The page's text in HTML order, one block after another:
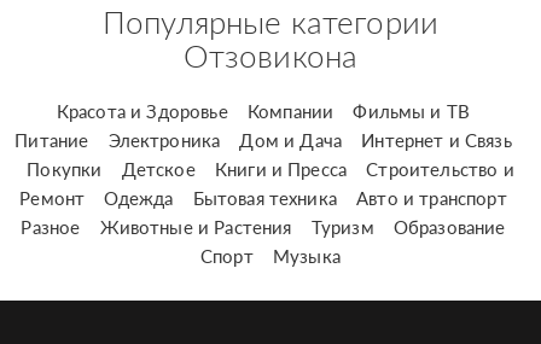
Популярные категории
Отзовикона
Красота и Здоровье Компании
Фильмы и ТВ
Питание
Электроника Дом и Дача
Интернет и Связь
Покупки
Детское Книги и Пресса
Строительство и
Ремонт
Одежда Бытовая техника
Авто и транспорт
Разное
Животные и Растения Туризм
Образование
Спорт
Музыка